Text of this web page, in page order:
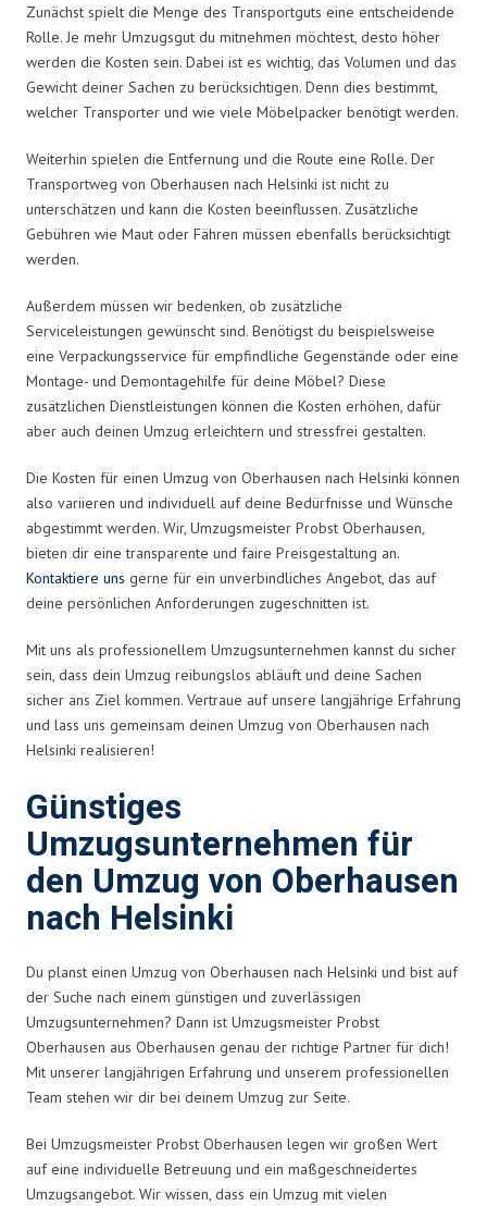
Zunächst spielt die Menge des Transportguts eine entscheidende
Rolle. Je mehr Umzugsgut du mitnehmen möchtest, desto höher
werden die Kosten sein. Dabei ist es wichtig, das Volumen und das
Gewicht deiner Sachen zu berücksichtigen. Denn dies bestimmt,
welcher Transporter und wie viele Möbelpacker benötigt werden.
Weiterhin spielen die Entfernung und die Route eine Rolle. Der
Transportweg von Oberhausen nach Helsinki ist nicht zu
unterschätzen und kann die Kosten beeinflussen. Zusätzliche
Gebühren wie Maut oder Fähren müssen ebenfalls berücksichtigt
werden.
Außerdem müssen wir bedenken, ob zusätzliche
Serviceleistungen gewünscht sind. Benötigst du beispielsweise
eine Verpackungsservice für empfindliche Gegenstände oder eine
Montage- und Demontagehilfe für deine Möbel? Diese
zusätzlichen Dienstleistungen können die Kosten erhöhen, dafür
aber auch deinen Umzug erleichtern und stressfrei gestalten.
Die Kosten für einen Umzug von Oberhausen nach Helsinki können
also variieren und individuell auf deine Bedürfnisse und Wünsche
abgestimmt werden. Wir, Umzugsmeister Probst Oberhausen,
bieten dir eine transparente und faire Preisgestaltung an.
Kontaktiere uns gerne für ein unverbindliches Angebot, das auf
deine persönlichen Anforderungen zugeschnitten ist.
Mit uns als professionellem Umzugsunternehmen kannst du sicher
sein, dass dein Umzug reibungslos abläuft und deine Sachen
sicher ans Ziel kommen. Vertraue auf unsere langjährige Erfahrung
und lass uns gemeinsam deinen Umzug von Oberhausen nach
Helsinki realisieren!
Günstiges
Umzugsunternehmen für
den Umzug von Oberhausen
nach Helsinki
Du planst einen Umzug von Oberhausen nach Helsinki und bist auf
der Suche nach einem günstigen und zuverlässigen
Umzugsunternehmen? Dann ist Umzugsmeister Probst
Oberhausen aus Oberhausen genau der richtige Partner für dich!
Mit unserer langjährigen Erfahrung und unserem professionellen
Team stehen wir dir bei deinem Umzug zur Seite.
Bei Umzugsmeister Probst Oberhausen legen wir großen Wert
auf eine individuelle Betreuung und ein maßgeschneidertes
Umzugsangebot. Wir wissen, dass ein Umzug mit vielen